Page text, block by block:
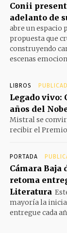
Conii
adelanto de
abre un espacio
propuesta que
construyendo
escenas
LIBROS
Legado vivo:
años del
Mistral se
recibir el Premio
PORTADA
Cámara Baja
retoma
Literatura
mayoría la
entregue cada